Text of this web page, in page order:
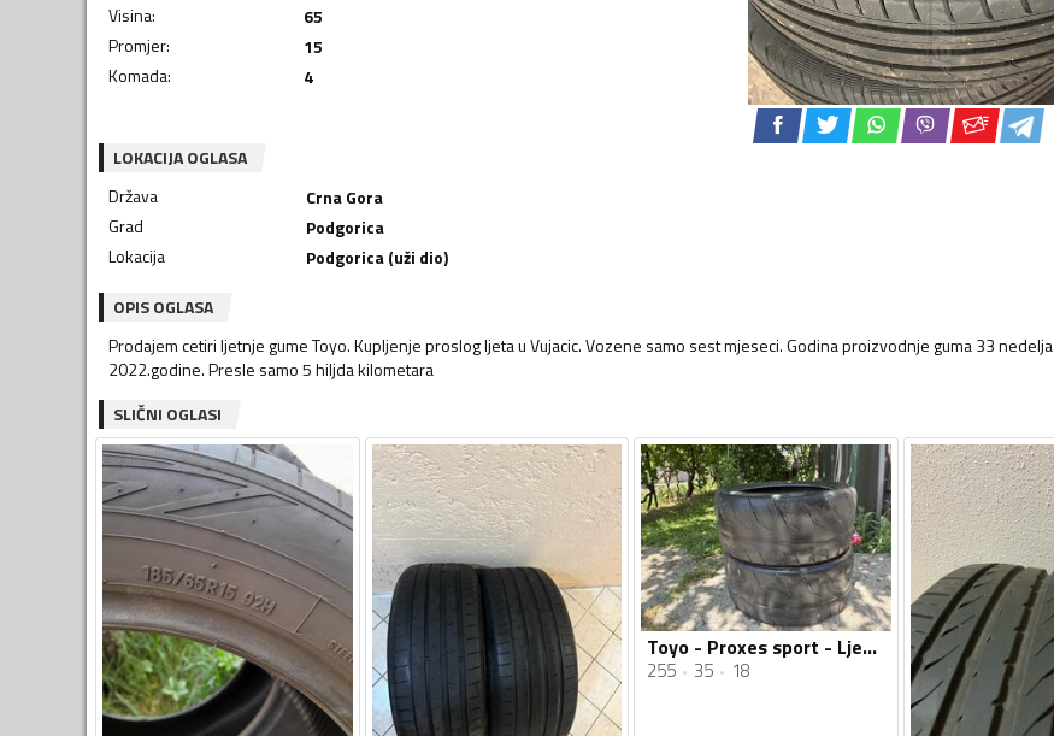
Visina:
65
Promjer:
15
Komada: 4
LOKACIJA OGLASA
Država
Crna Gora
Grad
Podgorica
Lokacija
Podgorica (uži dio)
OPIS OGLASA
Prodajem cetiri ljetnje gume Toyo. Kupljenje proslog ljeta u Vujacic. Vozene samo sest mjeseci. Godina proizvodnje guma 33 nedelja
2022.godine. Presle samo 5 hiljda kilometara
SLIČNI OGLASI
Toyo - Proxes sport - Ljetnja guma
255 35 18